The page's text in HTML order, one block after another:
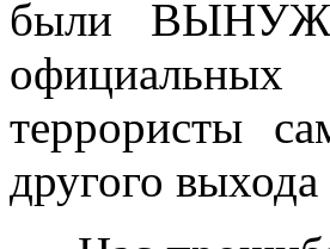
были
официальных
террористы
другого